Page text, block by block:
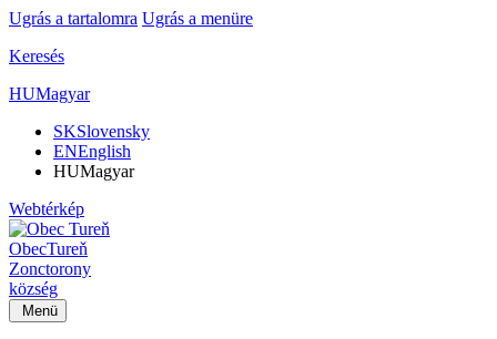
Ugrás a tartalomra Ugrás a menüre
Keresés
HUMagyar
SKSlovensky
ENEnglish
HUMagyar
Webtérkép
ObecTureň
Zonctorony
község
Menü